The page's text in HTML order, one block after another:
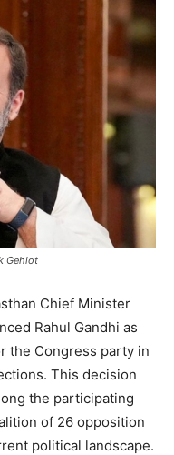
Gehlot
Chief Minister
Rahul Gandhi as
the Congress party in
This decision
the participating
of 26 opposition
political landscape.